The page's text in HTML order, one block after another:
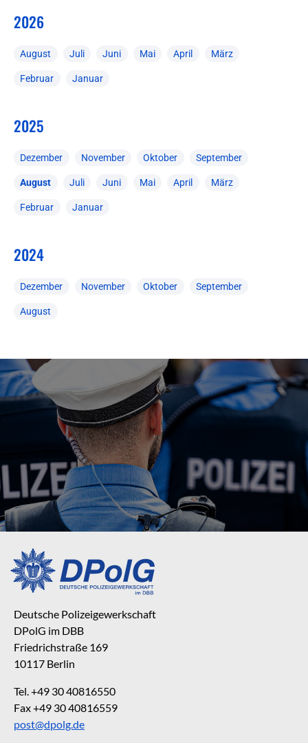
2026
August Juli Juni Mai April März
Februar Januar
2025
Dezember November Oktober September
August Juli Juni Mai April März
Februar Januar
2024
Dezember November Oktober September
August
Deutsche Polizeigewerkschaft
DPolG im DBB
Friedrichstraße 169
10117 Berlin
Tel. +49 30 40816550
Fax +49 30 40816559
post@dpolg.de